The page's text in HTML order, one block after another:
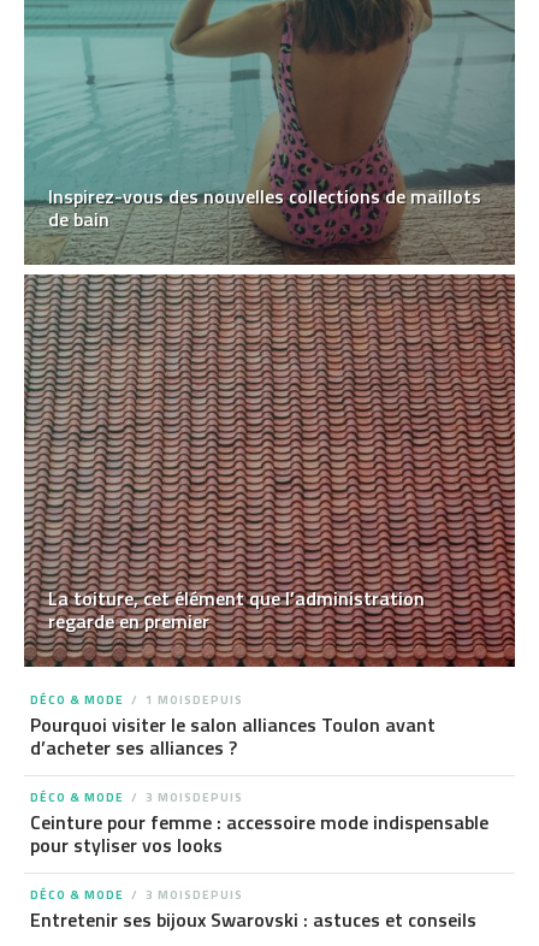
Inspirez-vous des nouvelles collections de maillots
de bain
La toiture, cet élément que l’administration
regarde en premier
DÉCO & MODE 1 MOISDEPUIS
Pourquoi visiter le salon alliances Toulon avant
d’acheter ses alliances ?
DÉCO & MODE 3 MOISDEPUIS
Ceinture pour femme : accessoire mode indispensable
pour styliser vos looks
DÉCO & MODE 3 MOISDEPUIS
Entretenir ses bijoux Swarovski : astuces et conseils